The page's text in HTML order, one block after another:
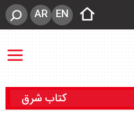
EN
AR
کتاب شرق